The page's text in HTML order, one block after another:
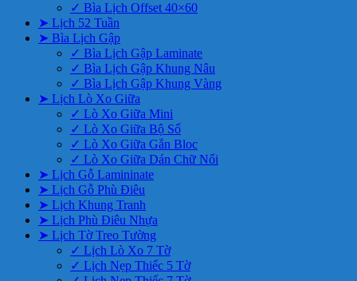
✓ Bìa Lịch Offset 40×60
➤ Lịch 52 Tuần
➤ Bìa Lịch Gập
✓ Bìa Lịch Gập Laminate
✓ Bìa Lịch Gập Khung Nâu
✓ Bìa Lịch Gập Khung Vàng
➤ Lịch Lò Xo Giữa
✓ Lò Xo Giữa Mini
✓ Lò Xo Giữa Bộ Số
✓ Lò Xo Giữa Gắn Bloc
✓ Lò Xo Giữa Dán Chữ Nổi
➤ Lịch Gỗ Lamininate
➤ Lịch Gỗ Phù Điêu
➤ Lịch Khung Tranh
➤ Lịch Phù Điêu Nhựa
➤ Lịch Tờ Treo Tường
✓ Lịch Lò Xo 7 Tờ
✓ Lịch Nẹp Thiếc 5 Tờ